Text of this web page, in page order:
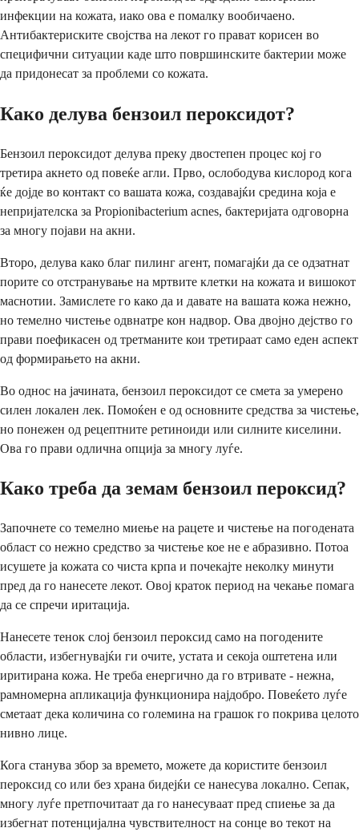
инфекции на кожата, иако ова е помалку вообичаено.
Антибактериските својства на лекот го прават корисен во
специфични ситуации каде што површинските бактерии може
да придонесат за проблеми со кожата.
Како делува бензоил пероксидот?
Бензоил пероксидот делува преку двостепен процес кој го
третира акнето од повеќе агли. Прво, ослободува кислород кога
ќе дојде во контакт со вашата кожа, создавајќи средина која е
непријателска за Propionibacterium acnes, бактеријата одговорна
за многу појави на акни.
Второ, делува како благ пилинг агент, помагајќи да се одзатнат
порите со отстранување на мртвите клетки на кожата и вишокот
маснотии. Замислете го како да и давате на вашата кожа нежно,
но темелно чистење одвнатре кон надвор. Ова двојно дејство го
прави поефикасен од третманите кои третираат само еден аспект
од формирањето на акни.
Во однос на јачината, бензоил пероксидот се смета за умерено
силен локален лек. Помоќен е од основните средства за чистење,
но понежен од рецептните ретиноиди или силните киселини.
Ова го прави одлична опција за многу луѓе.
Како треба да земам бензоил пероксид?
Започнете со темелно миење на рацете и чистење на погодената
област со нежно средство за чистење кое не е абразивно. Потоа
исушете ја кожата со чиста крпа и почекајте неколку минути
пред да го нанесете лекот. Овој краток период на чекање помага
да се спречи иритација.
Нанесете тенок слој бензоил пероксид само на погодените
области, избегнувајќи ги очите, устата и секоја оштетена или
иритирана кожа. Не треба енергично да го втривате - нежна,
рамномерна апликација функционира најдобро. Повеќето луѓе
сметаат дека количина со големина на грашок го покрива целото
нивно лице.
Кога станува збор за времето, можете да користите бензоил
пероксид со или без храна бидејќи се нанесува локално. Сепак,
многу луѓе претпочитаат да го нанесуваат пред спиење за да
избегнат потенцијална чувствителност на сонце во текот на